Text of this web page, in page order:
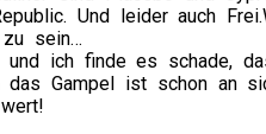
Und leider auch
sein…
ich finde es schade,
das Gampel ist schon an